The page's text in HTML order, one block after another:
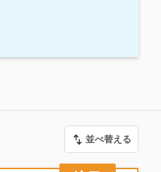
並べ替える